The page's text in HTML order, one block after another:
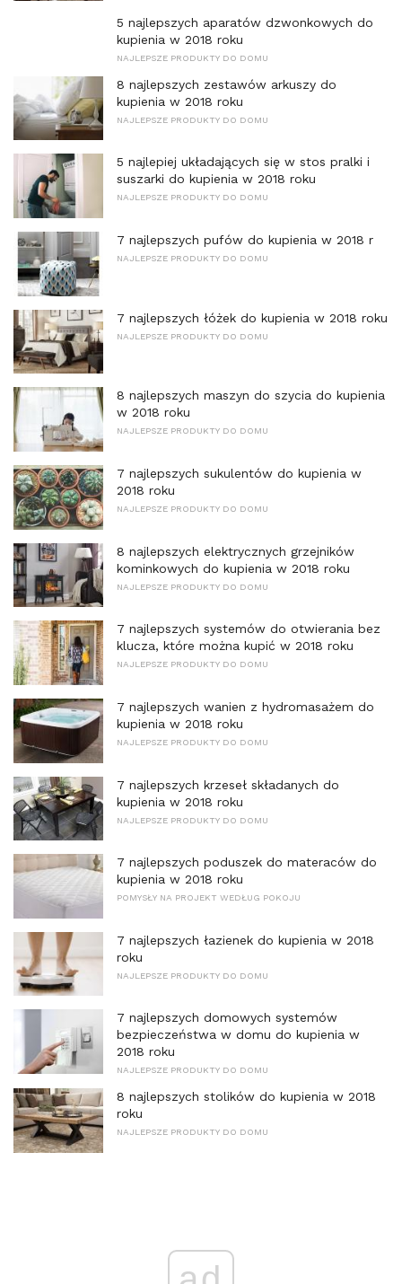
5 najlepszych aparatów dzwonkowych do
kupienia w 2018 roku
NAJLEPSZE PRODUKTY DO DOMU
8 najlepszych zestawów arkuszy do
kupienia w 2018 roku
NAJLEPSZE PRODUKTY DO DOMU
5 najlepiej układających się w stos pralki i
suszarki do kupienia w 2018 roku
NAJLEPSZE PRODUKTY DO DOMU
7 najlepszych pufów do kupienia w 2018 r
NAJLEPSZE PRODUKTY DO DOMU
7 najlepszych łóżek do kupienia w 2018 roku
NAJLEPSZE PRODUKTY DO DOMU
8 najlepszych maszyn do szycia do kupienia
w 2018 roku
NAJLEPSZE PRODUKTY DO DOMU
7 najlepszych sukulentów do kupienia w
2018 roku
NAJLEPSZE PRODUKTY DO DOMU
8 najlepszych elektrycznych grzejników
kominkowych do kupienia w 2018 roku
NAJLEPSZE PRODUKTY DO DOMU
7 najlepszych systemów do otwierania bez
klucza, które można kupić w 2018 roku
NAJLEPSZE PRODUKTY DO DOMU
7 najlepszych wanien z hydromasażem do
kupienia w 2018 roku
NAJLEPSZE PRODUKTY DO DOMU
7 najlepszych krzeseł składanych do
kupienia w 2018 roku
NAJLEPSZE PRODUKTY DO DOMU
7 najlepszych poduszek do materaców do
kupienia w 2018 roku
POMYSŁY NA PROJEKT WEDŁUG POKOJU
7 najlepszych łazienek do kupienia w 2018
roku
NAJLEPSZE PRODUKTY DO DOMU
7 najlepszych domowych systemów
bezpieczeństwa w domu do kupienia w
2018 roku
NAJLEPSZE PRODUKTY DO DOMU
8 najlepszych stolików do kupienia w 2018
roku
NAJLEPSZE PRODUKTY DO DOMU